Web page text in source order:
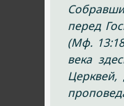
перед
(Мф.
века